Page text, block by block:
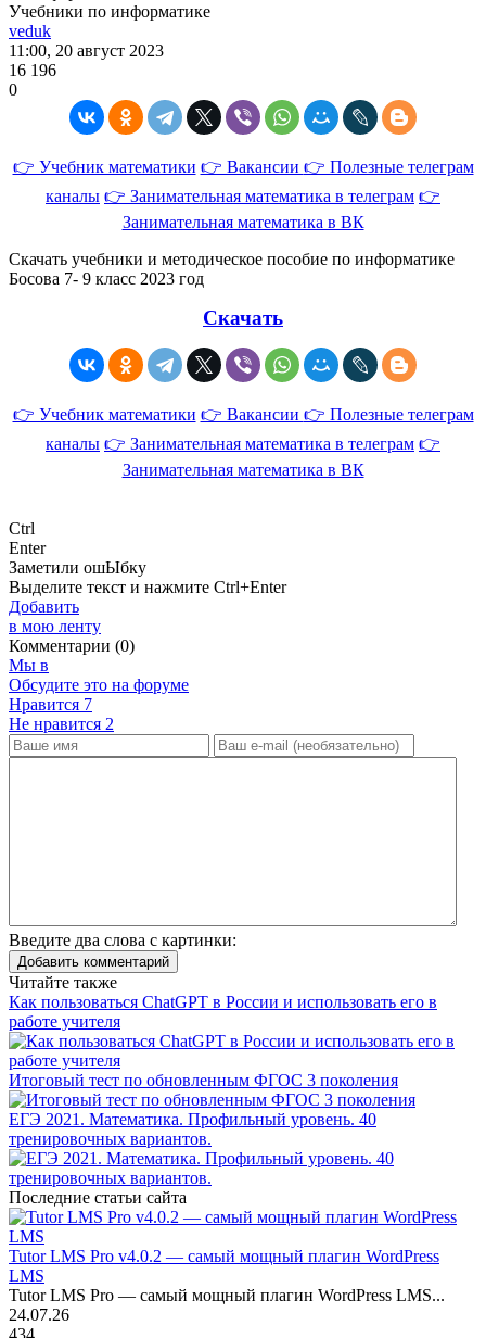
Учебники по информатике
veduk
11:00, 20 август 2023
16 196
0
👉 Учебник математики 👉 Вакансии 👉 Полезные телеграм
каналы 👉 Занимательная математика в телеграм 👉
Занимательная математика в ВК
Скачать учебники и методическое пособие по информатике
Босова 7- 9 класс 2023 год
Скачать
👉 Учебник математики 👉 Вакансии 👉 Полезные телеграм
каналы 👉 Занимательная математика в телеграм 👉
Занимательная математика в ВК
Ctrl
Enter
Заметили ошЫбку
Выделите текст и нажмите Ctrl+Enter
Добавить
в мою ленту
Комментарии (0)
Мы в
Обсудите это на форуме
Нравится 7
Не нравится 2
Введите два слова с картинки:
Добавить комментарий
Читайте также
Как пользоваться ChatGPT в России и использовать его в
работе учителя
Итоговый тест по обновленным ФГОС 3 поколения
ЕГЭ 2021. Математика. Профильный уровень. 40
тренировочных вариантов.
Последние статьи сайта
Tutor LMS Pro v4.0.2 — самый мощный плагин WordPress
LMS
Tutor LMS Pro — самый мощный плагин WordPress LMS...
24.07.26
434